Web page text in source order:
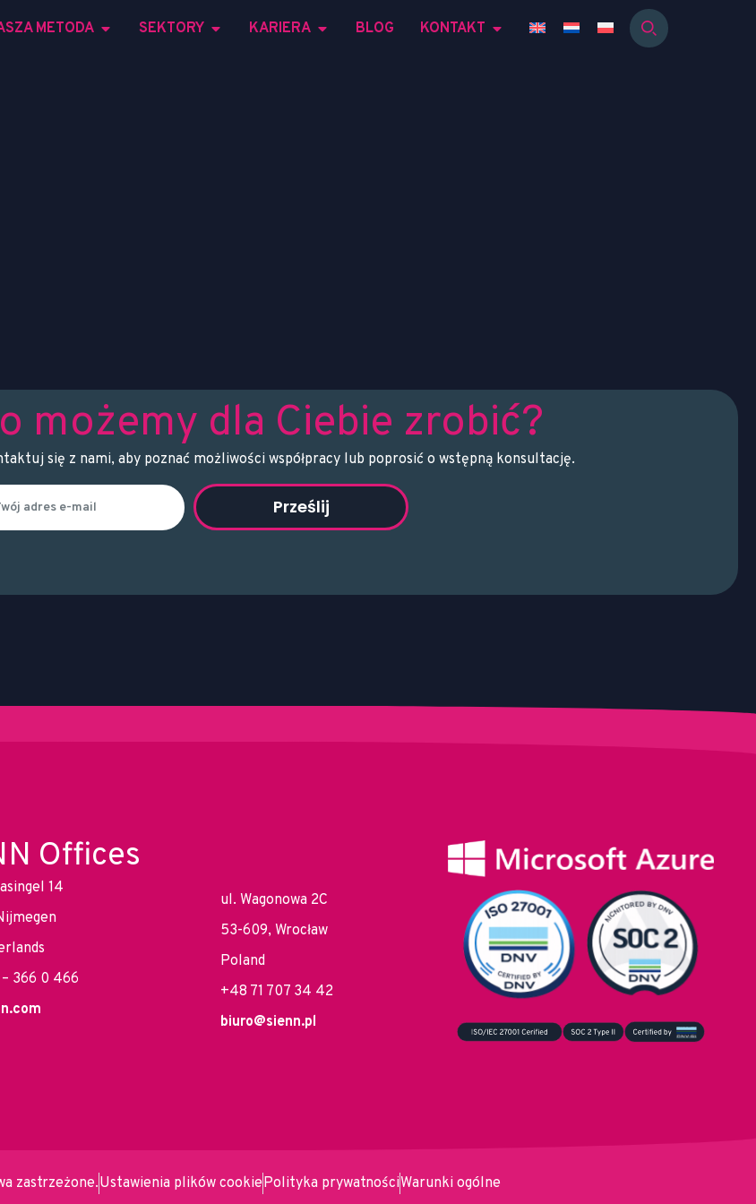
METODA SEKTORY KARIERA BLOG KONTAKT
możemy dla Ciebie zrobić?
się z nami, aby poznać możliwości współpracy lub poprosić o wstępną konsultację.
Prześlij
Offices
14
366 0 466
ul. Wagonowa 2C
53-609, Wrocław
Poland
+48 71 707 34 42
biuro@sienn.pl
zastrzeżone.Ustawienia plików cookiePolityka prywatnościWarunki ogólne